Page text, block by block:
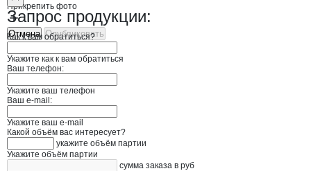
Прикрепить фото
Отмена Опубликовать
Запрос продукции:
Как к вам обратиться?
Укажите как к вам обратиться
Ваш телефон:
Укажите ваш телефон
Ваш e-mail:
Укажите ваш e-mail
Какой объём вас интересует?
укажите объём партии
Укажите объём партии
сумма заказа в руб